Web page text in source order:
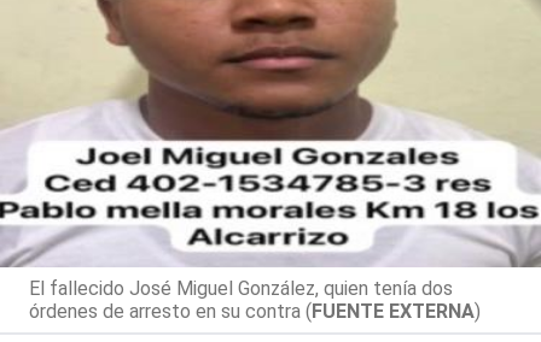
El fallecido José Miguel González, quien tenía dos
órdenes de arresto en su contra (FUENTE EXTERNA)